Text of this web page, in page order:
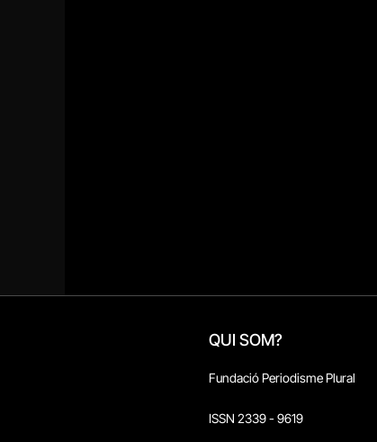
QUI SOM?
Fundació Periodisme Plural
ISSN 2339 - 9619